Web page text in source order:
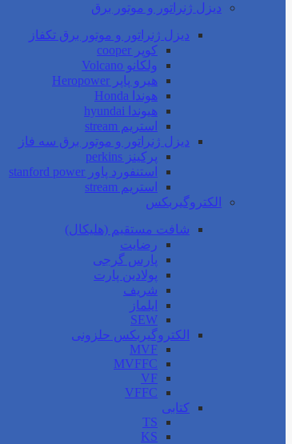
دیزل ژنراتور و موتور برق
دیزل ژنراتور و موتور برق تکفاز
کوپر cooper
ولکانو Volcano
هیرو پاپر Heropower
هوندا Honda
هیوندا hyundai
استریم stream
دیزل ژنراتور و موتور برق سه فاز
پرکینز perkins
استنفورد پاور stanford power
استریم stream
الکتروگیربکس
شافت مستقیم (هلیکال)
رضایت
پارس گرجی
پولادین پارت
شریف
ایلماز
SEW
الکتروگیربکس حلزونی
MVF
MVFFC
VF
VFFC
کتابی
TS
KS